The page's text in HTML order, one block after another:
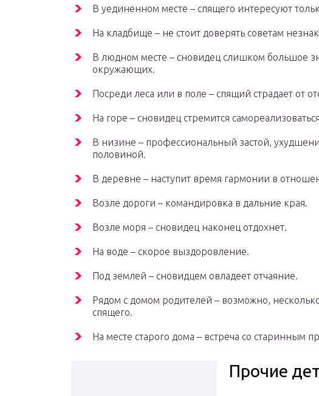
В уединенном месте – спящего интересуют
На кладбище – не стоит доверять советам
В людном месте – сновидец слишком большое
окружающих.
Посреди леса или в поле – спящий страдает от
На горе – сновидец стремится
В низине – профессиональный застой,
половиной.
В деревне – наступит время гармонии в
Возле дороги – командировка в дальние края.
Возле моря – сновидец наконец отдохнет.
На воде – скорое выздоровление.
Под землей – сновидцем овладеет отчаяние.
Рядом с домом родителей – возможно,
спящего.
На месте старого дома – встреча со старинным
Прочие